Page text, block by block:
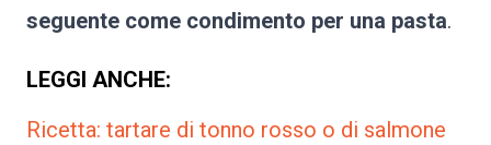
seguente come condimento per una pasta.
LEGGI ANCHE:
Ricetta: tartare di tonno rosso o di salmone